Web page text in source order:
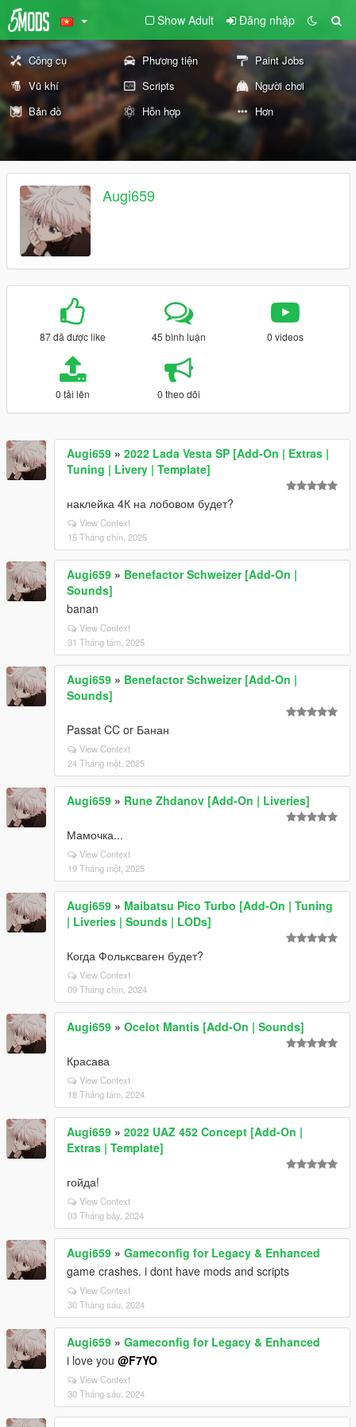
Show Adult Đăng nhập
Công cụ Phương tiện
Paint Jobs
Vũ khí
Scripts
Người chơi
Bản đồ
Hỗn hợp Hơn
Augi659
87 đã được like 45 bình luận 0 videos
0 tải lên 0 theo dõi
Augi659 » 2022 Lada Vesta SP [Add-On | Extras |
Tuning | Livery | Template]
наклейка 4К на лобовом будет?
View Context
15 Tháng chín, 2025
Augi659 » Benefactor Schweizer [Add-On |
Sounds]
banan
View Context
31 Tháng tám, 2025
Augi659 » Benefactor Schweizer [Add-On |
Sounds]
Passat CC or Банан
View Context
24 Tháng một, 2025
Augi659 » Rune Zhdanov [Add-On | Liveries]
Мамочка...
View Context
19 Tháng một, 2025
Augi659 » Maibatsu Pico Turbo [Add-On | Tuning
| Liveries | Sounds | LODs]
Когда Фольксваген будет?
View Context
09 Tháng chín, 2024
Augi659 » Ocelot Mantis [Add-On | Sounds]
Красава
View Context
18 Tháng tám, 2024
Augi659 » 2022 UAZ 452 Concept [Add-On |
Extras | Template]
гойда!
View Context
03 Tháng bảy, 2024
Augi659 » Gameconfig for Legacy & Enhanced
game crashes. i dont have mods and scripts
View Context
30 Tháng sáu, 2024
Augi659 » Gameconfig for Legacy & Enhanced
i love you @F7YO
View Context
30 Tháng sáu, 2024